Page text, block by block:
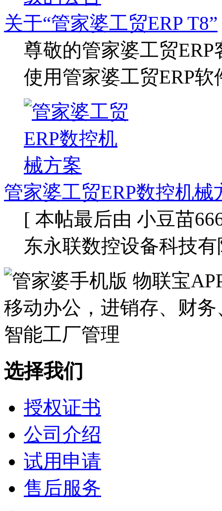
关于“管家婆工贸ERP T8”
尊敬的管家婆工贸
使用管家婆工贸ERP软
管家婆工贸ERP数控机械
[ 本帖最后由 小豆苗
东永联数控设备科技
选择我们
授权证书
公司介绍
试用申请
售后服务